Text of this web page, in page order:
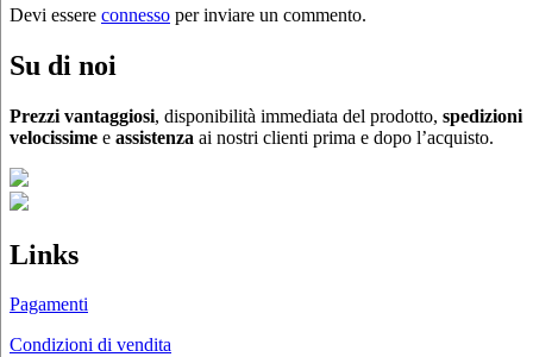
Devi essere connesso per inviare un commento.
Su di noi
Prezzi vantaggiosi, disponibilità immediata del prodotto, spedizioni
velocissime e assistenza ai nostri clienti prima e dopo l’acquisto.
Links
Pagamenti
Condizioni di vendita